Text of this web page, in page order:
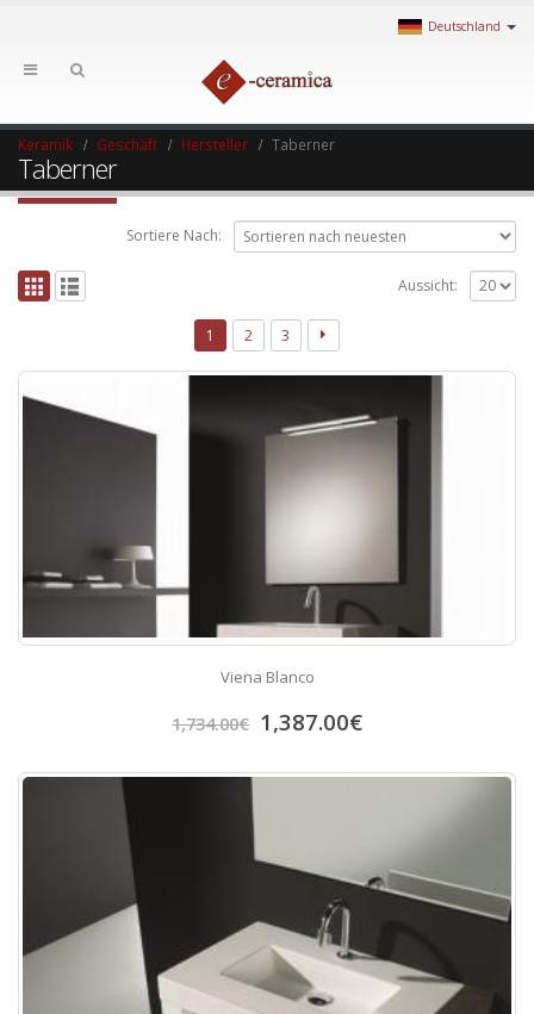
Deutschland
Keramik Geschäft Hersteller Taberner
Taberner
Sortiere Nach:
Aussicht:
1 2 3
Viena Blanco
1,734.00€ 1,387.00€